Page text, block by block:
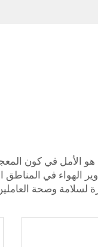
هو الأمل في كون
الهواء في